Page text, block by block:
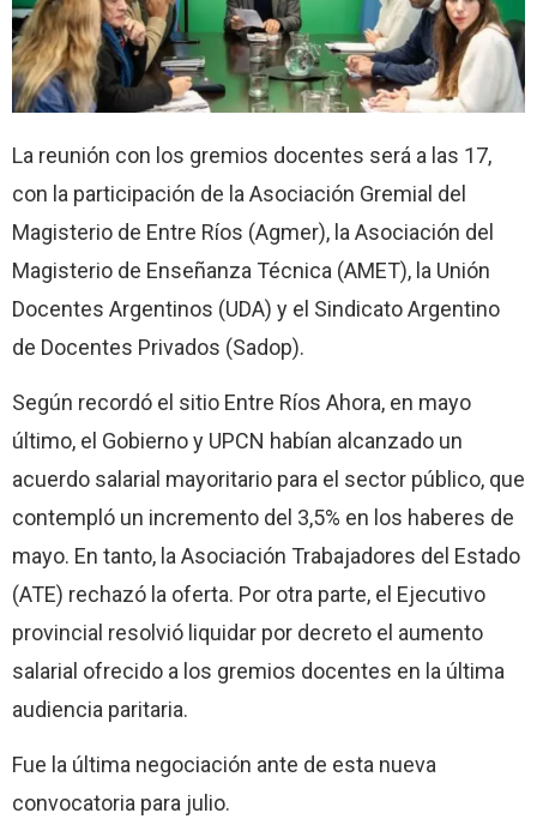
La reunión con los gremios docentes será a las 17,
con la participación de la Asociación Gremial del
Magisterio de Entre Ríos (Agmer), la Asociación del
Magisterio de Enseñanza Técnica (AMET), la Unión
Docentes Argentinos (UDA) y el Sindicato Argentino
de Docentes Privados (Sadop).
Según recordó el sitio Entre Ríos Ahora, en mayo
último, el Gobierno y UPCN habían alcanzado un
acuerdo salarial mayoritario para el sector público, que
contempló un incremento del 3,5% en los haberes de
mayo. En tanto, la Asociación Trabajadores del Estado
(ATE) rechazó la oferta. Por otra parte, el Ejecutivo
provincial resolvió liquidar por decreto el aumento
salarial ofrecido a los gremios docentes en la última
audiencia paritaria.
Fue la última negociación ante de esta nueva
convocatoria para julio.